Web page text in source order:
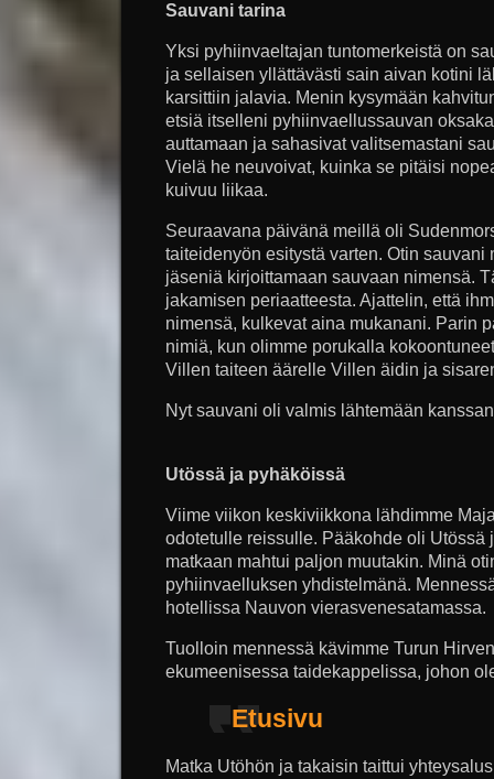
Sauvani tarina
Yksi pyhiinvaeltajan tuntomerkeistä on
ja sellaisen yllättävästi sain aivan kotini
karsittiin jalavia. Menin kysymään
etsiä itselleni pyhiinvaellussauvan
auttamaan ja sahasivat valitsemastani
Vielä he neuvoivat, kuinka se pitäisi
kuivuu liikaa.
Seuraavana päivänä meillä oli
taiteidenyön esitystä varten. Otin sauvani
jäseniä kirjoittamaan sauvaan nimensä.
jakamisen periaatteesta. Ajattelin, että
nimensä, kulkevat aina mukanani. Parin
nimiä, kun olimme porukalla
Villen taiteen äärelle Villen äidin ja
Nyt sauvani oli valmis lähtemään
Utössä ja pyhäköissä
Viime viikon keskiviikkona lähdimme
odotetulle reissulle. Pääkohde oli Utössä
matkaan mahtui paljon muutakin. Minä
pyhiinvaelluksen yhdistelmänä.
hotellissa Nauvon vierasvenesatamassa.
Tuolloin mennessä kävimme Turun
ekumeenisessa taidekappelissa, johon
Etusivu
Matka Utöhön ja takaisin taittui